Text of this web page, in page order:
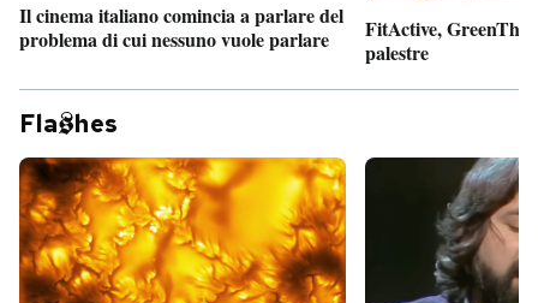
Il cinema italiano comincia a parlare del
problema di cui nessuno vuole parlare
FitActive,
palestre
Fla hes